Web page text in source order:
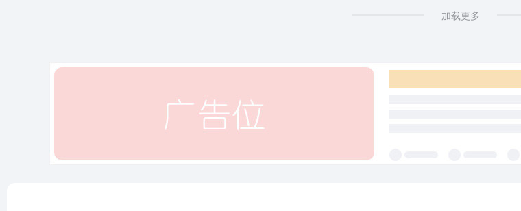
加载更多